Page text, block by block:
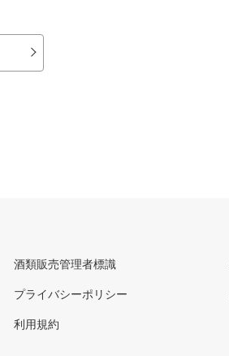
酒類販売管理者標識
プライバシーポリシー
利用規約